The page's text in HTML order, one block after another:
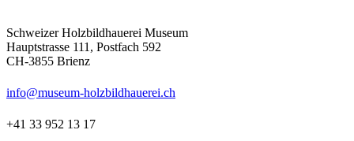
Schweizer Holzbildhauerei Museum
Hauptstrasse 111, Postfach 592
CH-3855 Brienz
info@museum-holzbildhauerei.ch
+41 33 952 13 17